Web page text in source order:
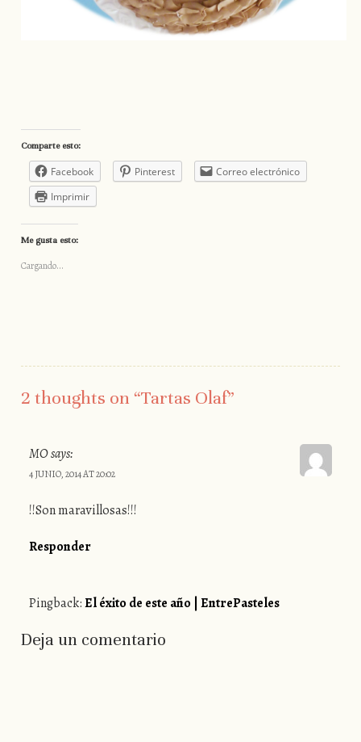
Comparte esto:
Facebook Pinterest
Correo electrónico
Imprimir
Me gusta esto:
Cargando...
2 thoughts on “Tartas Olaf”
MOsays:
4 JUNIO, 2014 AT 20:02
!!Son maravillosas!!!
Responder
Pingback:El éxito de este año | EntrePasteles
Deja un comentario